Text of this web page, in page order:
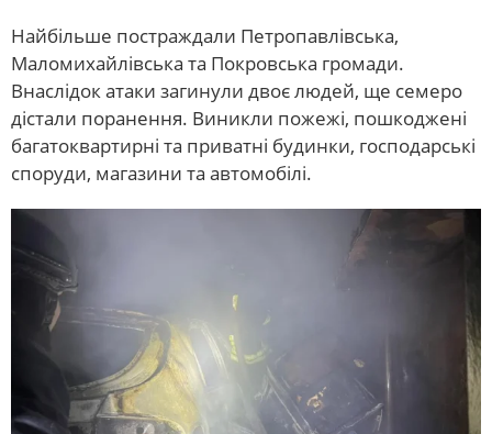
Найбільше постраждали Петропавлівська,
Маломихайлівська та Покровська громади.
Внаслідок атаки загинули двоє людей, ще семеро
дістали поранення. Виникли пожежі, пошкоджені
багатоквартирні та приватні будинки, господарські
споруди, магазини та автомобілі.